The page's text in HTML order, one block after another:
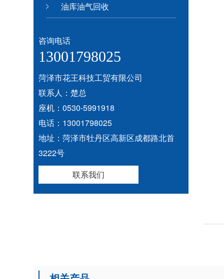
油库油气回收
咨询电话
13001798025
菏泽市花王科技工贸有限公司
联系人：楚总
座机：0530-5991918
电话：13001798025
地址：菏泽市牡丹区高新区成都路北首
3222号
联系我们